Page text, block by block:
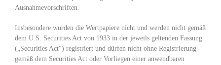
Ausnahmevorschriften.
Insbesondere wurden die Wertpapiere nicht und werden nicht gemäß
dem U.S. Securities Act von 1933 in der jeweils geltenden Fassung
(„Securities Act“) registriert und dürfen nicht ohne Registrierung
gemäß dem Securities Act oder Vorliegen einer anwendbaren